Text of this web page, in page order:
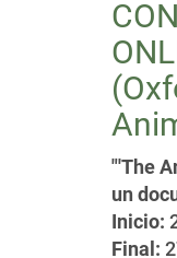
"'The
un
Inicio:
Final: